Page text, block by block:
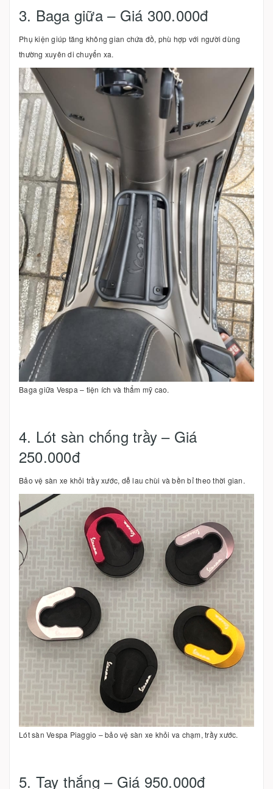
3. Baga giữa – Giá 300.000đ
Phụ kiện giúp tăng không gian chứa đồ, phù hợp với người dùng
thường xuyên di chuyển xa.
Baga giữa Vespa – tiện ích và thẩm mỹ cao.
4. Lót sàn chống trầy – Giá
250.000đ
Bảo vệ sàn xe khỏi trầy xước, dễ lau chùi và bền bỉ theo thời gian.
Lót sàn Vespa Piaggio – bảo vệ sàn xe khỏi va chạm, trầy xước.
5. Tay thắng – Giá 950.000đ